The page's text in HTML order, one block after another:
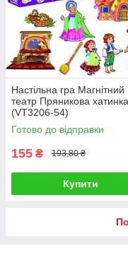
Настільна гра Магнітний
театр Пряникова хатинка
(VT3206-54)
Готово до відправки
155 ₴ 193,80 ₴
Купити